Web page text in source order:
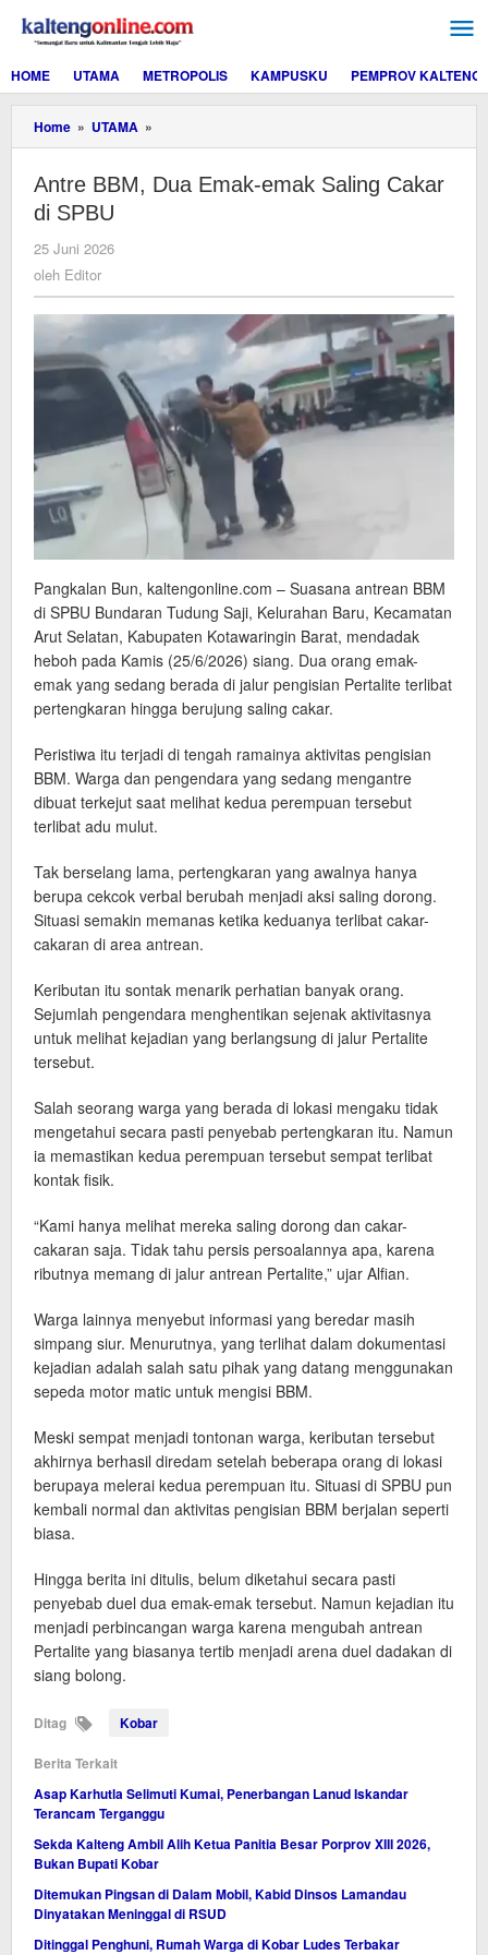
konten
HOME
UTAMA METROPOLIS KAMPUSKU PEMPROV KALTENG
Home » UTAMA »
BBM,
Emak-
Antre BBM, Dua Emak-emak Saling Cakar
di SPBU
25 Juni 2026
oleh Editor
Pangkalan Bun, kaltengonline.com – Suasana antrean BBM
di SPBU Bundaran Tudung Saji, Kelurahan Baru, Kecamatan
Arut Selatan, Kabupaten Kotawaringin Barat, mendadak
heboh pada Kamis (25/6/2026) siang. Dua orang emak-
emak yang sedang berada di jalur pengisian Pertalite terlibat
pertengkaran hingga berujung saling cakar.
Peristiwa itu terjadi di tengah ramainya aktivitas pengisian
BBM. Warga dan pengendara yang sedang mengantre
dibuat terkejut saat melihat kedua perempuan tersebut
terlibat adu mulut.
Tak berselang lama, pertengkaran yang awalnya hanya
berupa cekcok verbal berubah menjadi aksi saling dorong.
Situasi semakin memanas ketika keduanya terlibat cakar-
cakaran di area antrean.
Keributan itu sontak menarik perhatian banyak orang.
Sejumlah pengendara menghentikan sejenak aktivitasnya
untuk melihat kejadian yang berlangsung di jalur Pertalite
tersebut.
Salah seorang warga yang berada di lokasi mengaku tidak
mengetahui secara pasti penyebab pertengkaran itu. Namun
ia memastikan kedua perempuan tersebut sempat terlibat
kontak fisik.
“Kami hanya melihat mereka saling dorong dan cakar-
cakaran saja. Tidak tahu persis persoalannya apa, karena
ributnya memang di jalur antrean Pertalite,” ujar Alfian.
Warga lainnya menyebut informasi yang beredar masih
simpang siur. Menurutnya, yang terlihat dalam dokumentasi
kejadian adalah salah satu pihak yang datang menggunakan
sepeda motor matic untuk mengisi BBM.
Meski sempat menjadi tontonan warga, keributan tersebut
akhirnya berhasil diredam setelah beberapa orang di lokasi
berupaya melerai kedua perempuan itu. Situasi di SPBU pun
kembali normal dan aktivitas pengisian BBM berjalan seperti
biasa.
Hingga berita ini ditulis, belum diketahui secara pasti
penyebab duel dua emak-emak tersebut. Namun kejadian itu
menjadi perbincangan warga karena mengubah antrean
Pertalite yang biasanya tertib menjadi arena duel dadakan di
siang bolong.
Ditag Kobar
Berita Terkait
Asap Karhutla Selimuti Kumai, Penerbangan Lanud Iskandar
Terancam Terganggu
Sekda Kalteng Ambil Alih Ketua Panitia Besar Porprov XIII 2026,
Bukan Bupati Kobar
Ditemukan Pingsan di Dalam Mobil, Kabid Dinsos Lamandau
Dinyatakan Meninggal di RSUD
Ditinggal Penghuni, Rumah Warga di Kobar Ludes Terbakar